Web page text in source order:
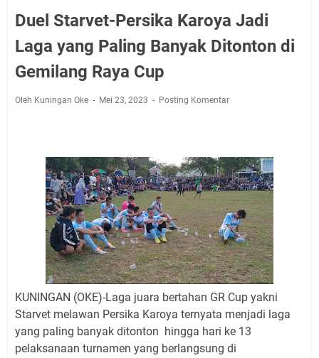
2026 Ada Tiga Acara
Kamis 6 Agustus 2026 Mobil Samling Ada di Alun-alun
Luragung, Ini Persyaratan dan Besaran Biayanya
Layanan Mobil Samsat Keliling Kuningan Kamis 6
Pembersih Dosa Kita, Ini Jadwal Salat Wilayah
Kuningan Kamis 6 Agustus 2026
Agenda Kegiatan Bupati, Wabup dan Sekda Kuningan
Rabu 5 Agustus 2026 Masing-masing Dua Acara
Ini Lokasi Samling Kuningan Rabu 5 Agustus 2026
Uniku Jadi Tuan Rumah Pendampingan Penyusunan
Dokumen SPMI
Sudahkah Kita Merdeka Dari Hawa Nafsu?
Duel Starvet-Persika Karoya Jadi
Laga yang Paling Banyak Ditonton di
Gemilang Raya Cup
Oleh Kuningan Oke Mei 23, 2023 Posting Komentar
KUNINGAN (OKE)-Laga juara bertahan GR Cup yakni
Starvet melawan Persika Karoya ternyata menjadi laga
yang paling banyak ditonton hingga hari ke 13
pelaksanaan turnamen yang berlangsung di